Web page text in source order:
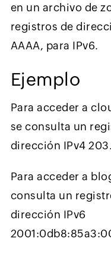
en un archivo de
registros de
AAAA, para IPv6.
Ejemplo
Para acceder a
se consulta un
dirección IPv4
Para acceder a
consulta un
dirección IPv6